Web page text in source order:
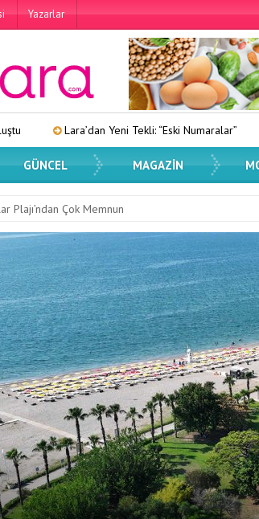
Yazarlar
Tekli: “Eski Numaralar” Kadın Dostu
GÜNCEL MAGAZIN
Plajı’ndan Çok Memnun